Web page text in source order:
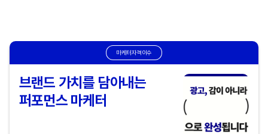
마케터자격이수
브랜드 가치를 담아내는
퍼포먼스 마케터